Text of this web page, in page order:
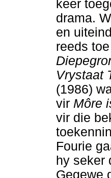
keer
drama.
en
reeds
Vrystaat
(1986)
vir Môre
vir die
Fourie
hy seker
Gegewe